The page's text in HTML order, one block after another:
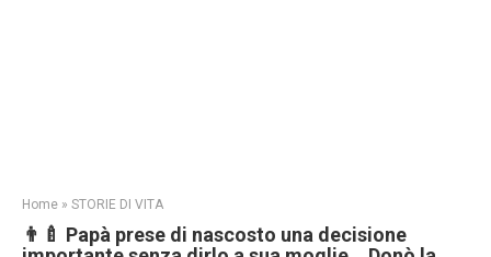
Home » STORIE DI VITA
👨‍🍼 Papà prese di nascosto una decisione